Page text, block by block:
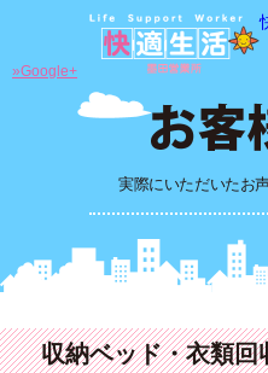
実際にいただいたお
»Google+
収納ベッド・衣類回